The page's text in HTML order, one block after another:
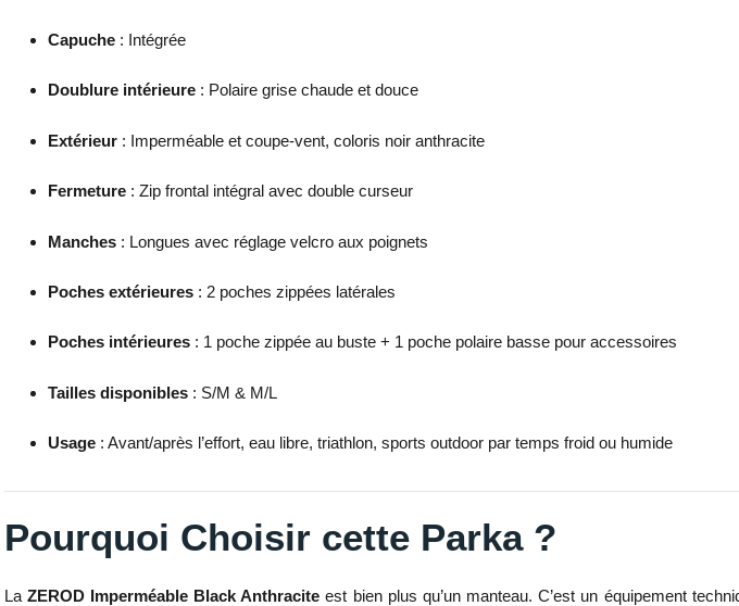
Capuche: Intégrée
Doublure intérieure: Polaire grise chaude et douce
Extérieur: Imperméable et coupe-vent, coloris noir anthracite
Fermeture: Zip frontal intégral avec double curseur
Manches: Longues avec réglage velcro aux poignets
Poches extérieures: 2 poches zippées latérales
Poches intérieures: 1 poche zippée au buste + 1 poche polaire basse pour accessoires
Tailles disponibles: S/M & M/L
Usage: Avant/après l’effort, eau libre, triathlon, sports outdoor par temps froid ou humide
Pourquoi Choisir cette Parka ?
La ZEROD Imperméable Black Anthracite est bien plus qu’un manteau. C’est un équipement